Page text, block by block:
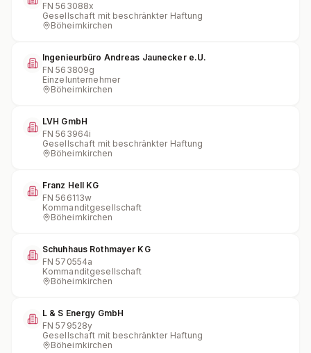
FN563088x
Gesellschaft mit beschränkter Haftung
Böheimkirchen
Ingenieurbüro Andreas Jaunecker e.U.
FN563809g
Einzelunternehmer
Böheimkirchen
LVH GmbH
FN563964i
Gesellschaft mit beschränkter Haftung
Böheimkirchen
Franz Hell KG
FN566113w
Kommanditgesellschaft
Böheimkirchen
Schuhhaus Rothmayer KG
FN570554a
Kommanditgesellschaft
Böheimkirchen
L & S Energy GmbH
FN579528y
Gesellschaft mit beschränkter Haftung
Böheimkirchen